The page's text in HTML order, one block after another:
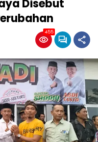
Disebut
455